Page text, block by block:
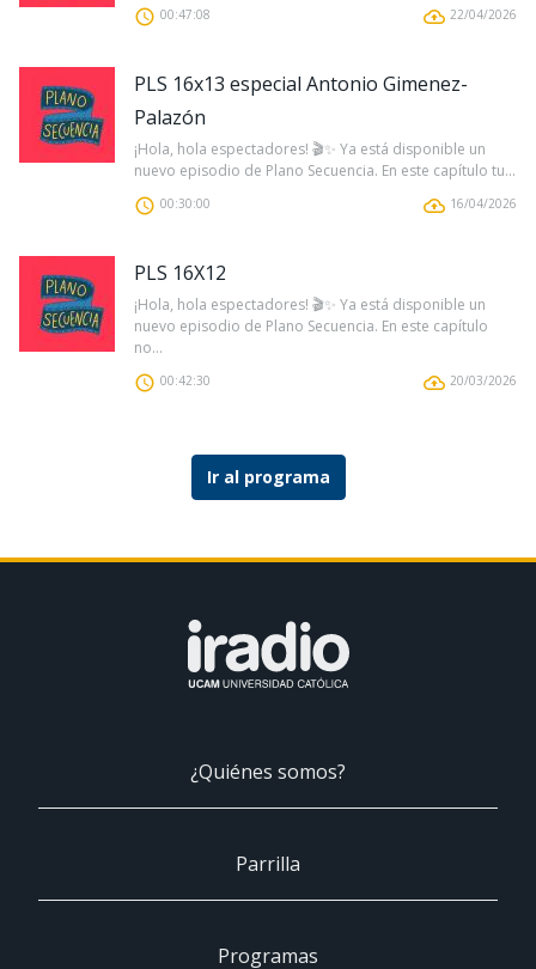
00:47:08 22/04/2026
PLS 16x13 especial Antonio Gimenez-
Palazón
¡Hola, hola espectadores! 🎬✨ Ya está disponible un
nuevo episodio de Plano Secuencia. En este capítulo tu...
00:30:00 16/04/2026
PLS 16X12
¡Hola, hola espectadores! 🎬✨ Ya está disponible un
nuevo episodio de Plano Secuencia. En este capítulo
no...
00:42:30 20/03/2026
Ir al programa
¿Quiénes somos?
Parrilla
Programas